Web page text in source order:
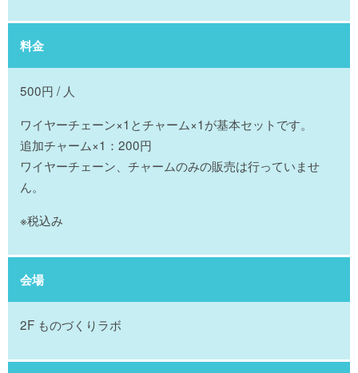
料金
500円 / 人
ワイヤーチェーン×1とチャーム×1が基本セットです。
追加チャーム×1：200円
ワイヤーチェーン、チャームのみの販売は行っていませ
ん。
※税込み
会場
2F ものづくりラボ